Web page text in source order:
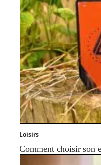
Loisirs
Comment choisir son